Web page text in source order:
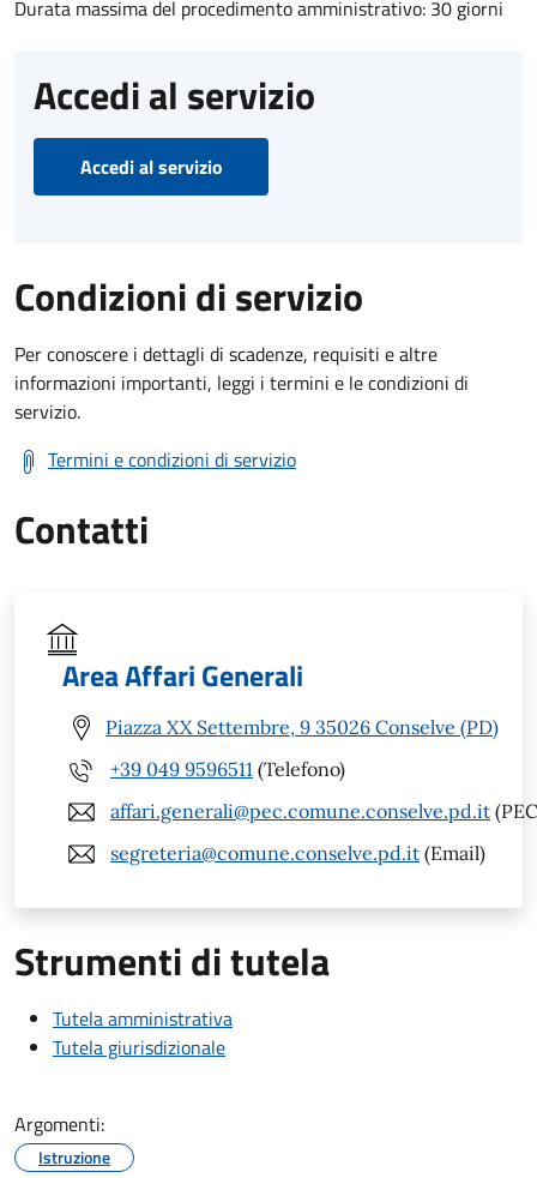
Durata massima del procedimento amministrativo: 30 giorni
Accedi al servizio
Accedi al servizio
Condizioni di servizio
Per conoscere i dettagli di scadenze, requisiti e altre
informazioni importanti, leggi i termini e le condizioni di
servizio.
Termini e condizioni di servizio
Contatti
Area Affari Generali
Piazza XX Settembre, 9 35026 Conselve (PD)
+39 049 9596511 (Telefono)
affari.generali@pec.comune.conselve.pd.it
segreteria@comune.conselve.pd.it (Email)
Strumenti di tutela
Tutela amministrativa
Tutela giurisdizionale
Argomenti:
Istruzione